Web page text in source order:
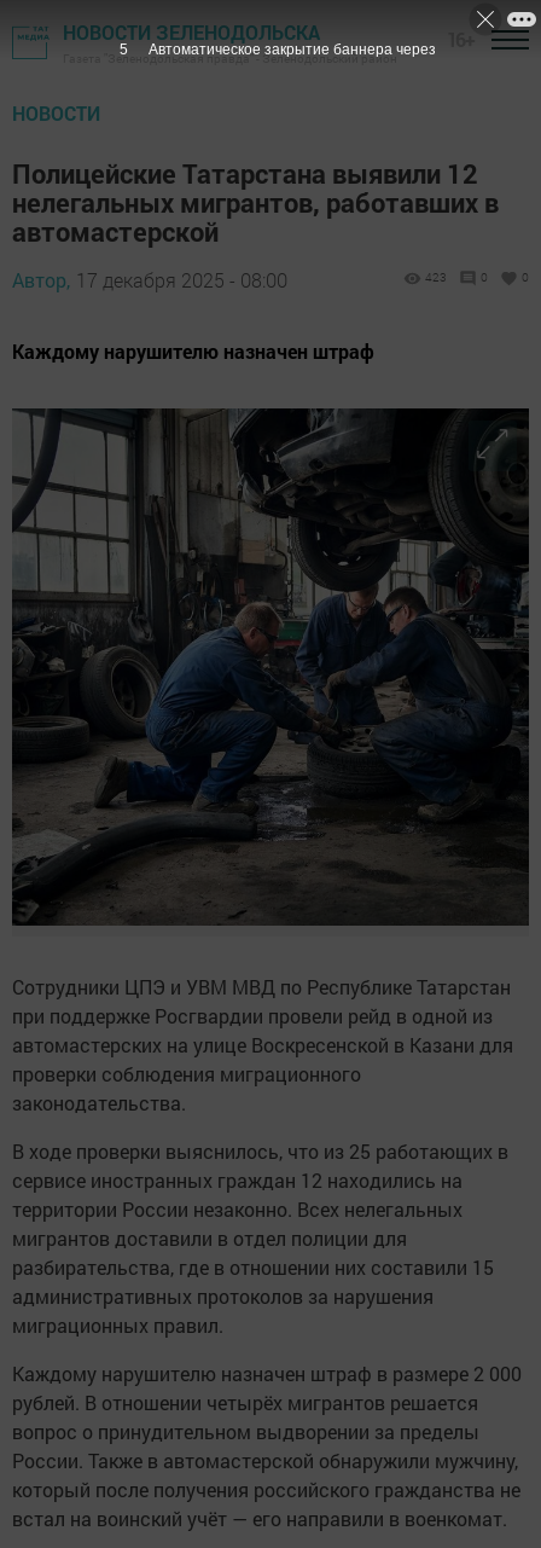
НОВОСТИ ЗЕЛЕНОДОЛЬСКА
Газета "Зеленодольская правда" - Зеленодольский район
НОВОСТИ
Полицейские Татарстана выявили 12
нелегальных мигрантов, работавших в
автомастерской
Автор, 17 декабря 2025 - 08:00 423 0 0
Каждому нарушителю назначен штраф
Сотрудники ЦПЭ и УВМ МВД по Республике Татарстан
при поддержке Росгвардии провели рейд в одной из
автомастерских на улице Воскресенской в Казани для
проверки соблюдения миграционного
законодательства.
В ходе проверки выяснилось, что из 25 работающих в
сервисе иностранных граждан 12 находились на
территории России незаконно. Всех нелегальных
мигрантов доставили в отдел полиции для
разбирательства, где в отношении них составили 15
административных протоколов за нарушения
миграционных правил.
Каждому нарушителю назначен штраф в размере 2 000
рублей. В отношении четырёх мигрантов решается
вопрос о принудительном выдворении за пределы
России. Также в автомастерской обнаружили мужчину,
который после получения российского гражданства не
встал на воинский учёт — его направили в военкомат.
4 Автоматическое закрытие баннера через